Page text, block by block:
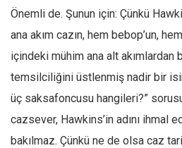
Kültür Sanat
Kitap
Karisi kitap sualleri
7 soruda bu hafta
Ekonomi
Spor
Önemli de. Şunun için: Çünkü
ana akım cazın, hem bebop’un,
içindeki mühim ana alt akımlardan
temsilciliğini üstlenmiş nadir bir
üç saksafoncusu hangileri?”
cazsever, Hawkins’in adını ihmal
bakılmaz. Çünkü ne de olsa caz